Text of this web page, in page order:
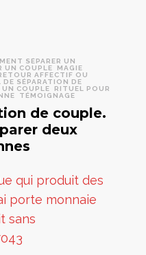
SÉPARER UN
UN COUPLE
MAGIE
AFFECTIF OU
DE SÉPARATION DE
COUPLE
RITUEL POUR
TÉMOIGNAGE
de couple.
deux